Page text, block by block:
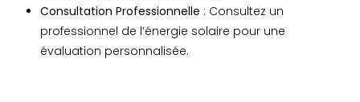
Consultation Professionnelle : Consultez un
professionnel de l’énergie solaire pour une
évaluation personnalisée.